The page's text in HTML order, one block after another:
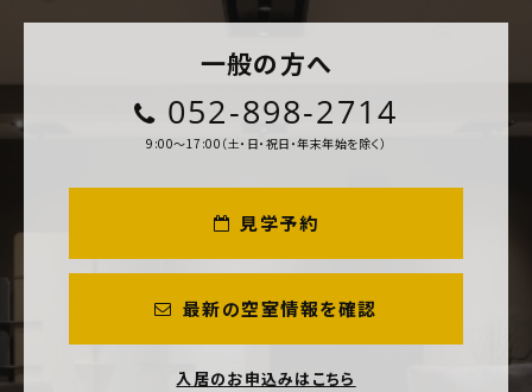
一般の方へ
052-898-2714
9:00～17:00（土・日・祝日・年末年始を除く）
見学予約
最新の空室情報を確認
入居のお申込みはこちら